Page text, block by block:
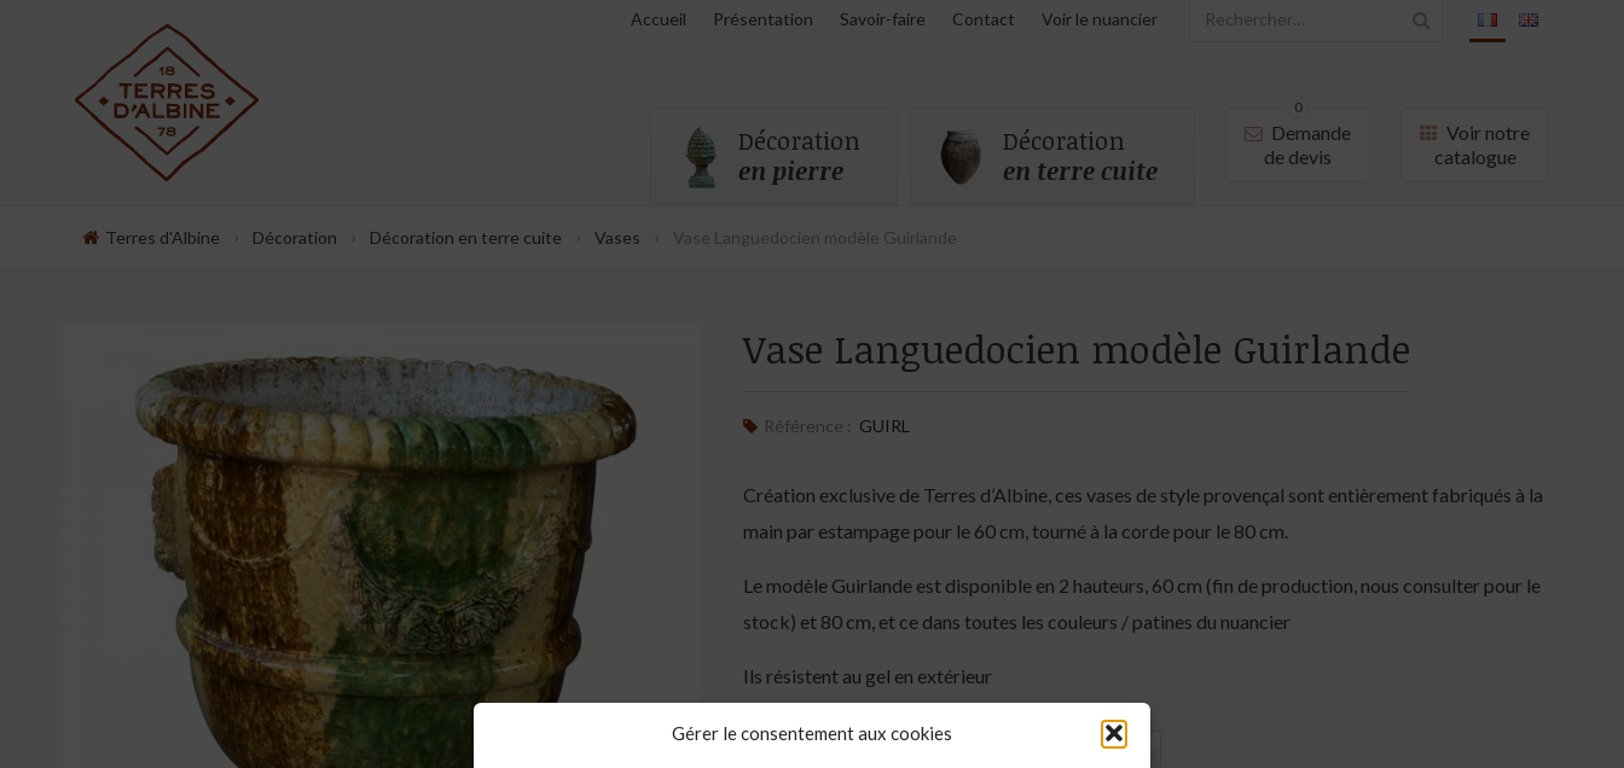
Gérer le consentement aux cookies
Accueil Présentation Savoir-faire Contact Voir le nuancier
Décoration
en pierre
Décoration
en terre cuite
Demande
de devis
0
Voir notre
catalogue
Terres d'Albine Décoration Décoration en terre cuite Vases Vase Languedocien modèle Guirlande
Vase Languedocien modèle Guirlande
Référence : GUIRL
Création exclusive de Terres d’Albine, ces vases de style provençal sont entièrement fabriqués à la
main par estampage pour le 60 cm, tourné à la corde pour le 80 cm.
Le modèle Guirlande est disponible en 2 hauteurs, 60 cm (fin de production, nous consulter pour le
stock) et 80 cm, et ce dans toutes les couleurs / patines du nuancier
Ils résistent au gel en extérieur
Télécharger notre nuancier